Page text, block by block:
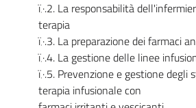
ï‚·.2. La responsabilità
terapia
ï‚·.3. La preparazione dei farmaci
ï‚·.4. La gestione delle linee
ï‚·.5. Prevenzione e gestione
terapia infusionale con